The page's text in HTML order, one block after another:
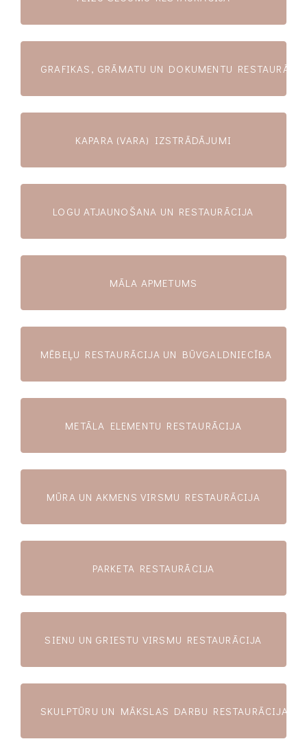
GRAFIKAS, GRĀMATU UN DOKUMENTU
KAPARA (VARA) IZSTRĀDĀJUMI
LOGU ATJAUNOŠANA UN RESTAURĀCIJA
MĀLA APMETUMS
MĒBEĻU RESTAURĀCIJA UN BŪVGALDNIECĪBA
METĀLA ELEMENTU RESTAURĀCIJA
MŪRA UN AKMENS VIRSMU RESTAURĀCIJA
PARKETA RESTAURĀCIJA
SIENU UN GRIESTU VIRSMU RESTAURĀCIJA
SKULPTŪRU UN MĀKSLAS DARBU RESTAURĀCIJA